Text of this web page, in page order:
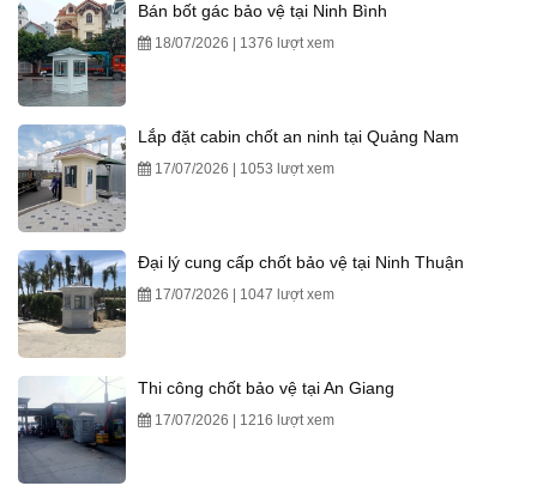
Bán bốt gác bảo vệ tại Ninh Bình
18/07/2026 | 1376 lượt xem
Lắp đặt cabin chốt an ninh tại Quảng Nam
17/07/2026 | 1053 lượt xem
Đại lý cung cấp chốt bảo vệ tại Ninh Thuận
17/07/2026 | 1047 lượt xem
Thi công chốt bảo vệ tại An Giang
17/07/2026 | 1216 lượt xem